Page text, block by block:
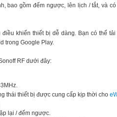
bao gồm đếm ngược, lên lịch / tắt, và
khiển thiết bị dễ dàng. Bạn có thể
trong Google Play.
RF dưới đây:
thái thiết bị được cung cấp kịp thời cho
lại / đếm ngược.